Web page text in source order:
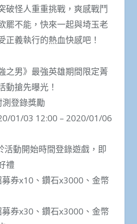
破怪人重重挑戰，爽感戰鬥
罷不能，快來一起與埼玉老
正義執行的熱血快感吧！
之男》最強英雄期間限定菁
動搶先曝光！
測登錄獎勵
01/03 12:00 – 2020/01/06
活動開始時間登錄遊戲，即
禮
券x10、鑽石x3000、金幣
券x30、鑽石x3000、金幣